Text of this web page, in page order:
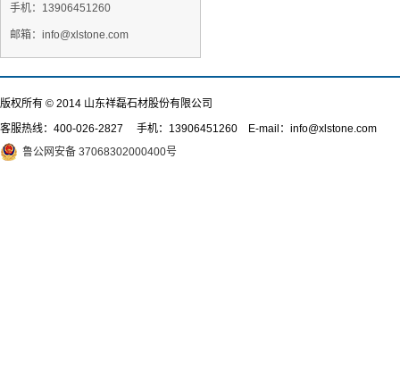
手机：13906451260
邮箱：info@xlstone.com
版权所有 © 2014 山东祥磊石材股份有限公司
客服热线： 400-026-2827 手机：13906451260 E-mail：info@xlstone.com
鲁公网安备 37068302000400号